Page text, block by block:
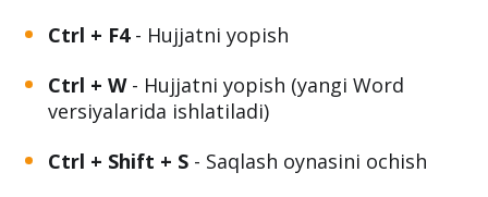
Ctrl + F4- Hujjatni yopish
Ctrl + W- Hujjatni yopish (yangi Word
versiyalarida ishlatiladi)
Ctrl + Shift + S - Saqlash oynasini ochish